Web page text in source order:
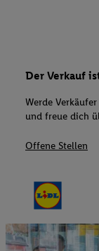
Der Verkauf
Werde
und freue dich
Offene Stellen